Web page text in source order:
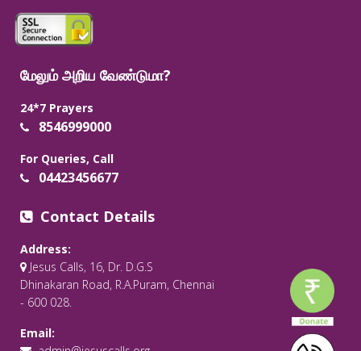
மேலும் அறிய வேண்டுமா?
24*7 Prayers
8546999000
For Queries, Call
04423456677
Contact Details
Address:
Jesus Calls, 16, Dr. D.G.S
Dhinakaran Road, R.A.Puram, Chennai
- 600 028.
Email: